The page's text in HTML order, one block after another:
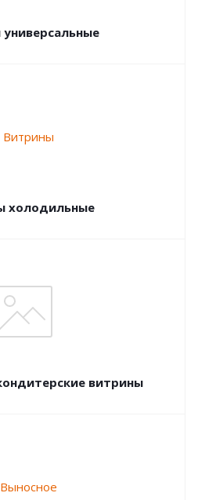
холодильные
витрины